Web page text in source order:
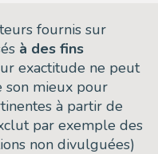
fournis sur
à des fins
exactitude ne peut
son mieux pour
à partir de
par exemple des
non divulguées)